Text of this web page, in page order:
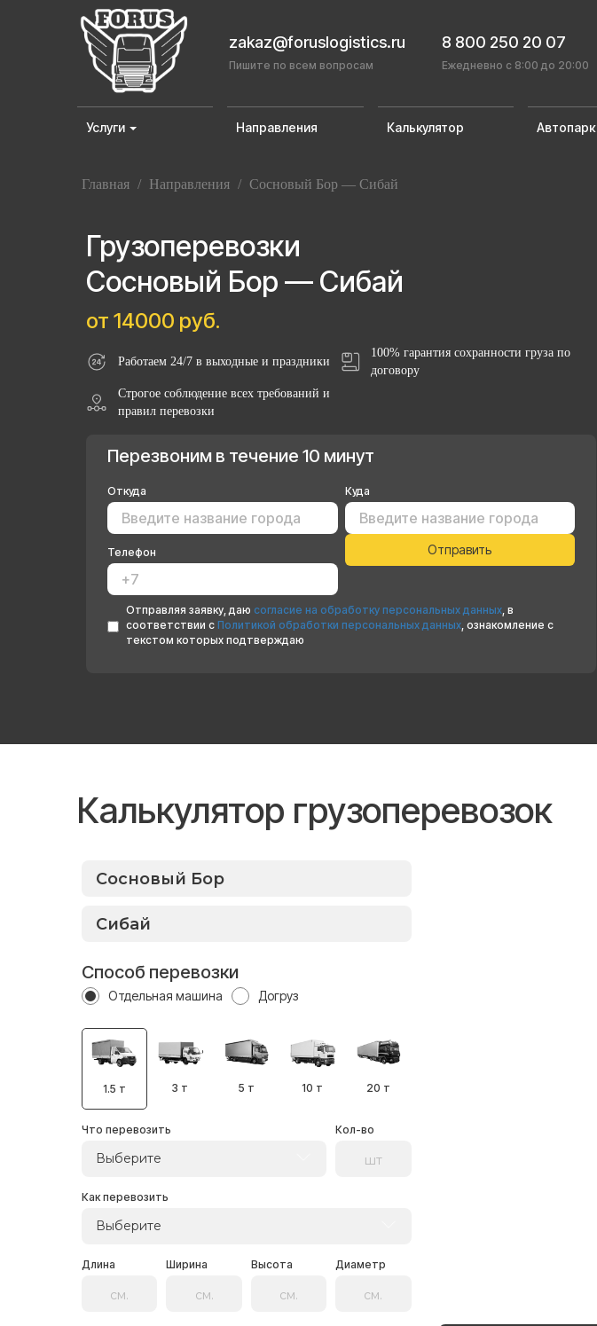
zakaz@foruslogistics.ru
Пишите по всем вопросам
8 800 250 20 07
Ежедневно с 8:00 до 20:00
Услуги Направления Калькулятор Автопарк
Главная / Направления / Сосновый Бор — Сибай
Грузоперевозки
Сосновый Бор — Сибай
от 14000 руб.
Работаем 24/7 в выходные и праздники
100% гарантия сохранности груза по
договору
Строгое соблюдение всех требований и
правил перевозки
Перезвоним в течение 10 минут
Откуда Куда
Телефон
Отправляя заявку, даю согласие на обработку персональных данных, в
соответствии с Политикой обработки персональных данных, ознакомление с
текстом которых подтверждаю
Калькулятор грузоперевозок
Способ перевозки
Отдельная машина Догруз
1.5 т 3 т 5 т 10 т 20 т
Что перевозить
Выберите
Кол-во
Как перевозить
Выберите
Длина Ширина Высота Диаметр